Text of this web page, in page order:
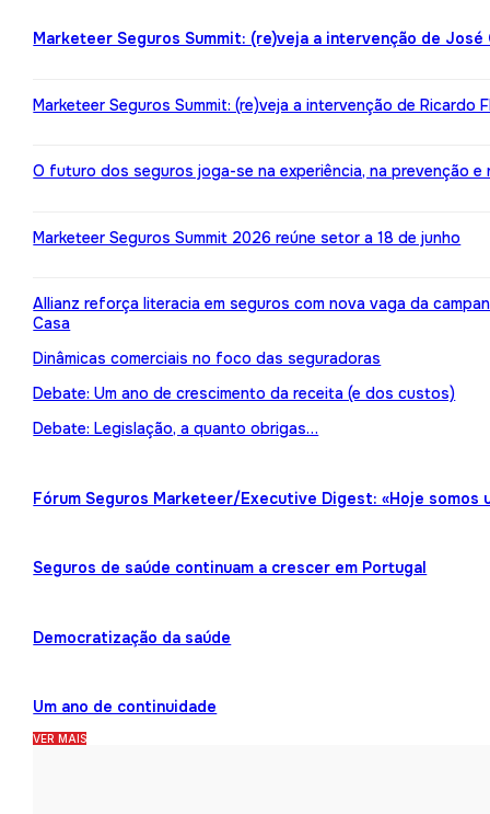
Marketeer Seguros Summit: (re)veja a intervenção de
Marketeer Seguros Summit: (re)veja a intervenção de Ricardo
O futuro dos seguros joga-se na experiência, na prevenção
Marketeer Seguros Summit 2026 reúne setor a 18 de junho
Allianz reforça literacia em seguros com nova vaga da
Casa
Dinâmicas comerciais no foco das seguradoras
Debate: Um ano de crescimento da receita (e dos custos)
Debate: Legislação, a quanto obrigas…
Fórum Seguros Marketeer/Executive Digest: «Hoje somos
Seguros de saúde continuam a crescer em Portugal
Democratização da saúde
Um ano de continuidade
VER MAIS